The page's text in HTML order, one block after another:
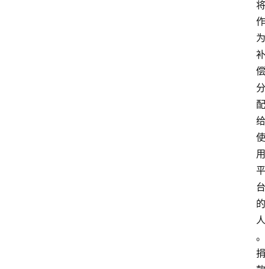
将
作
为
补
偿
分
配
给
使
用
平
台
的
人
。
捐